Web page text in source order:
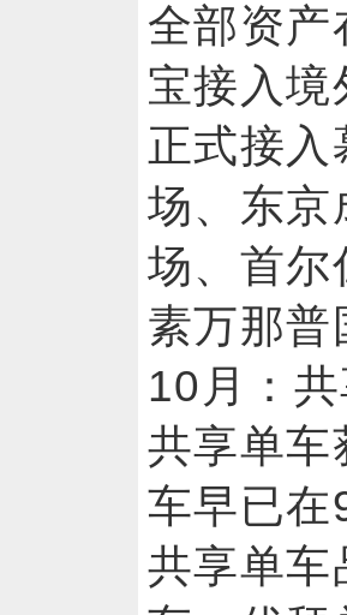
全部资
宝接入
正式接
场、东京
场、首尔
素万那
10月：
共享单车
车早已在
共享单车